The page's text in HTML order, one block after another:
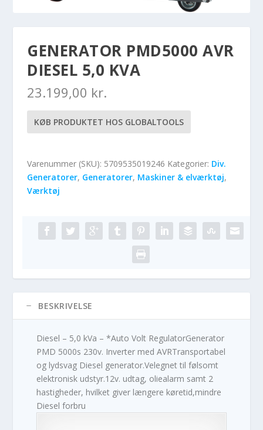
GENERATOR PMD5000 AVR
DIESEL 5,0 KVA
23.199,00 kr.
KØB PRODUKTET HOS GLOBALTOOLS
Varenummer (SKU): 5709535019246 Kategorier: Div.
Generatorer, Generatorer, Maskiner & elværktøj,
Værktøj
BESKRIVELSE
Diesel – 5,0 kVa – *Auto Volt RegulatorGenerator
PMD 5000s 230v. Inverter med AVRTransportabel
og lydsvag Diesel generator.Velegnet til følsomt
elektronisk udstyr.12v. udtag, oliealarm samt 2
hastigheder, hvilket giver længere køretid,mindre
Diesel forbru